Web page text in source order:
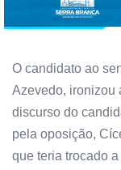
O candidato ao
Azevedo, ironizou
discurso do
pela oposição,
que teria trocado